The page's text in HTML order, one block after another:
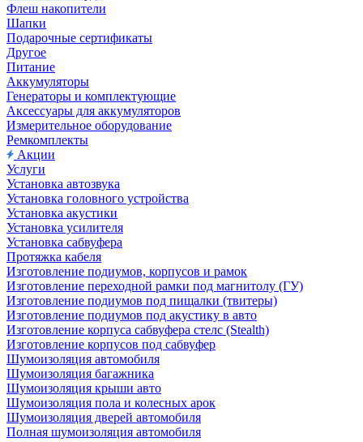
Флеш накопители
Шапки
Подарочные сертификаты
Другое
Питание
Аккумуляторы
Генераторы и комплектующие
Аксессуары для аккумуляторов
Измерительное оборудование
Ремкомплекты
Акции
Услуги
Установка автозвука
Установка головного устройства
Установка акустики
Установка усилителя
Установка сабвуфера
Протяжка кабеля
Изготовление подиумов, корпусов и рамок
Изготовление переходной рамки под магнитолу (ГУ)
Изготовление подиумов под пищалки (твитеры)
Изготовление подиумов под акустику в авто
Изготовление корпуса сабвуфера стелс (Stealth)
Изготовление корпусов под сабвуфер
Шумоизоляция автомобиля
Шумоизоляция багажника
Шумоизоляция крыши авто
Шумоизоляция пола и колесных арок
Шумоизоляция дверей автомобиля
Полная шумоизоляция автомобиля